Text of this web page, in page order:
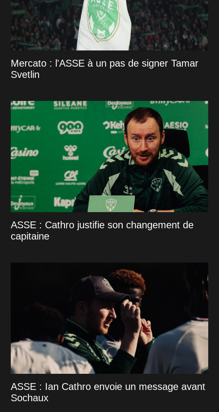
Mercato : l'ASSE à un pas de signer Tamar
Svetlin
ASSE : Cathro justifie son changement de
capitaine
ASSE : Ian Cathro envoie un message avant
Sochaux